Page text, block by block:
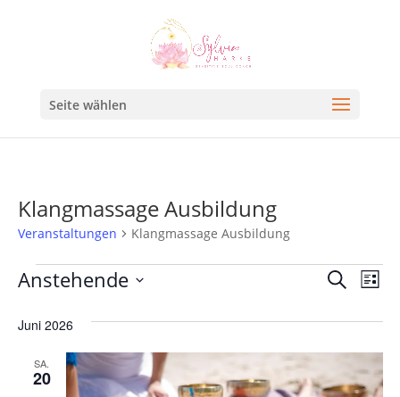
Seite wählen
Klangmassage Ausbildung
Veranstaltungen Klangmassage Ausbildung
und
SucheListe
Anstehende
wählen.
Juni 2026
SA.
20